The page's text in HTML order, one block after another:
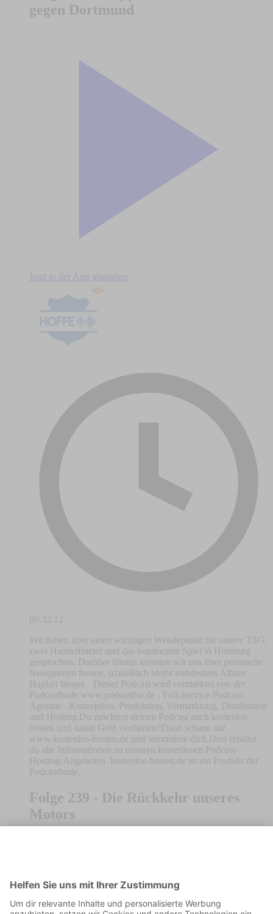
gegen Dortmund
Jetzt in der App abspielen
00:32:12
Wir haben über einen wichtigen Wendepunkt für unsere TSG,
zwei Handelfmeter und das kommende Spiel in Hamburg
gesprochen. Darüber hinaus konnten wir uns über personelle
Neuigkeiten freuen, schließlich bleibt mindestens Albian
Hajdari länger. Dieser Podcast wird vermarktet von der
Podcastbude.www.podcastbu.de - Full-Service-Podcast-
Agentur - Konzeption, Produktion, Vermarktung, Distribution
und Hosting.Du möchtest deinen Podcast auch kostenlos
hosten und damit Geld verdienen?Dann schaue auf
www.kostenlos-hosten.de und informiere dich.Dort erhältst
du alle Informationen zu unseren kostenlosen Podcast-
Hosting-Angeboten. kostenlos-hosten.de ist ein Produkt der
Podcastbude.
Folge 239 - Die Rückkehr unseres
Motors